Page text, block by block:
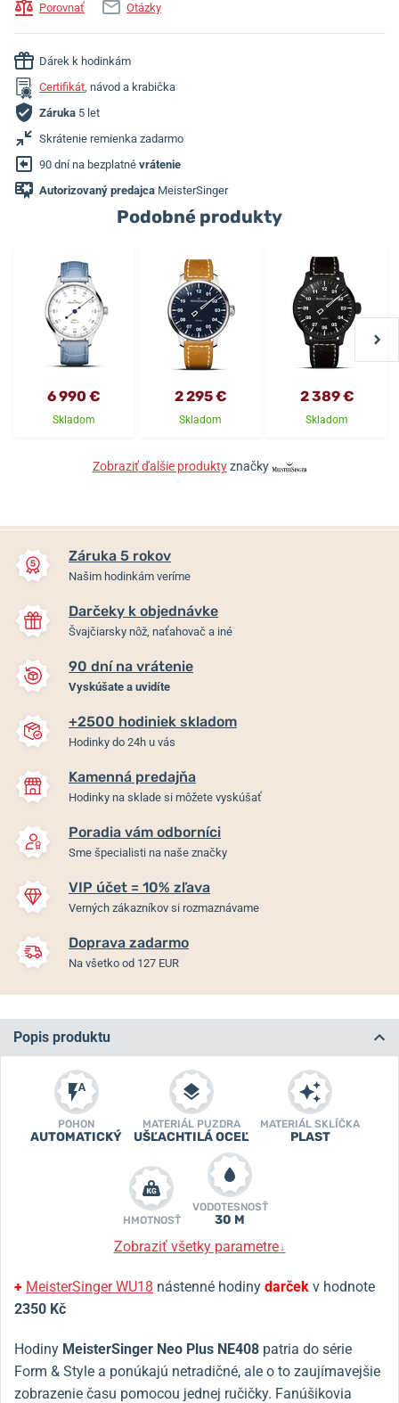
Porovnať Otázky
Dárek k hodinkám
Certifikát, návod a krabička
Záruka 5 let
Skrátenie remienka zadarmo
90 dní na bezplatné vrátenie
Autorizovaný predajca MeisterSinger
Podobné produkty
6 990 €
Skladom
2 295 €
Skladom
2 389 €
Skladom
Zobraziť ďalšie produktyznačky
Záruka 5 rokov
Našim hodinkám veríme
Darčeky k objednávke
Švajčiarsky nôž, naťahovač a iné
90 dní na vrátenie
Vyskúšate a uvidíte
+2500 hodiniek skladom
Hodinky do 24h u vás
Kamenná predajňa
Hodinky na sklade si môžete vyskúšať
Poradia vám odborníci
Sme špecialisti na naše značky
VIP účet = 10% zľava
Verných zákazníkov si rozmaznávame
Doprava zadarmo
Na všetko od 127 EUR
Popis produktu
POHON
AUTOMATICKÝ
MATERIÁL PUZDRA
UŠĽACHTILÁ OCEĽ
MATERIÁL SKLÍČKA
PLAST
HMOTNOSŤ
VODOTESNOSŤ
30 M
Zobraziť všetky parametre↓
+ MeisterSinger WU18 nástenné hodiny darček v hodnote
2350 Kč
Hodiny MeisterSinger Neo Plus NE408 patria do série
Form & Style a ponúkajú netradičné, ale o to zaujímavejšie
zobrazenie času pomocou jednej ručičky. Fanúšikovia